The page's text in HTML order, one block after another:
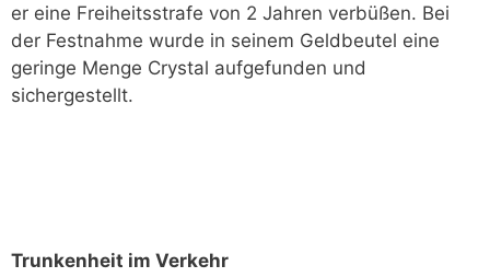
er eine Freiheitsstrafe von 2 Jahren verbüßen. Bei
der Festnahme wurde in seinem Geldbeutel eine
geringe Menge Crystal aufgefunden und
sichergestellt.
Trunkenheit im Verkehr